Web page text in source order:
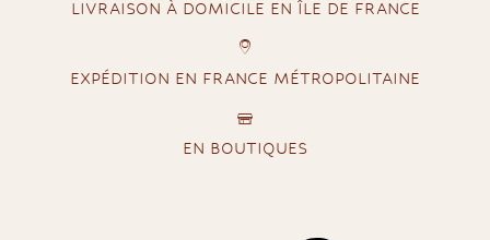
LIVRAISON À DOMICILE EN ÎLE DE FRANCE
EXPÉDITION EN FRANCE MÉTROPOLITAINE
EN BOUTIQUES